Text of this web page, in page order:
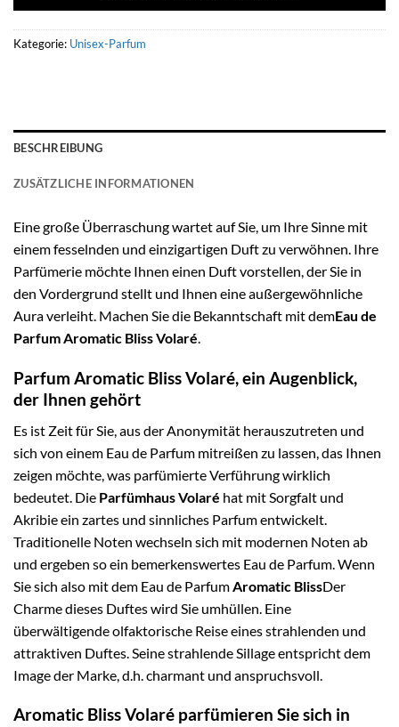
Kategorie: Unisex-Parfum
BESCHREIBUNG
ZUSÄTZLICHE INFORMATIONEN
Eine große Überraschung wartet auf Sie, um Ihre Sinne mit
einem fesselnden und einzigartigen Duft zu verwöhnen. Ihre
Parfümerie möchte Ihnen einen Duft vorstellen, der Sie in
den Vordergrund stellt und Ihnen eine außergewöhnliche
Aura verleiht. Machen Sie die Bekanntschaft mit demEau de
Parfum Aromatic Bliss Volaré.
Parfum Aromatic Bliss Volaré, ein Augenblick,
der Ihnen gehört
Es ist Zeit für Sie, aus der Anonymität herauszutreten und
sich von einem Eau de Parfum mitreißen zu lassen, das Ihnen
zeigen möchte, was parfümierte Verführung wirklich
bedeutet. Die Parfümhaus Volaré hat mit Sorgfalt und
Akribie ein zartes und sinnliches Parfum entwickelt.
Traditionelle Noten wechseln sich mit modernen Noten ab
und ergeben so ein bemerkenswertes Eau de Parfum. Wenn
Sie sich also mit dem Eau de Parfum Aromatic BlissDer
Charme dieses Duftes wird Sie umhüllen. Eine
überwältigende olfaktorische Reise eines strahlenden und
attraktiven Duftes. Seine strahlende Sillage entspricht dem
Image der Marke, d.h. charmant und anspruchsvoll.
Aromatic Bliss Volaré parfümieren Sie sich in